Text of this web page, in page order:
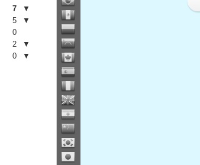
7
▼
5
▼
0
2
▼
0 ▼